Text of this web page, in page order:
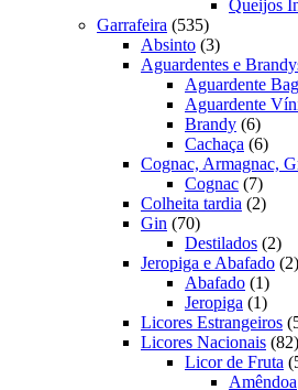
Queijos
Garrafeira 535535
produtos
Absinto 33
produtos
Aguardentes e
Aguardente
Aguardente
Brandy 66
Cachaça 66
Cognac, Armagnac,
Cognac 77
Colheita tardia 22
Gin 7070
produtos
Destilados 22
Jeropiga e Abafado 22
Abafado 11
Jeropiga 11
Licores Estrangeiros
Licores Nacionais 82
Licor de Fruta
Amêndoa